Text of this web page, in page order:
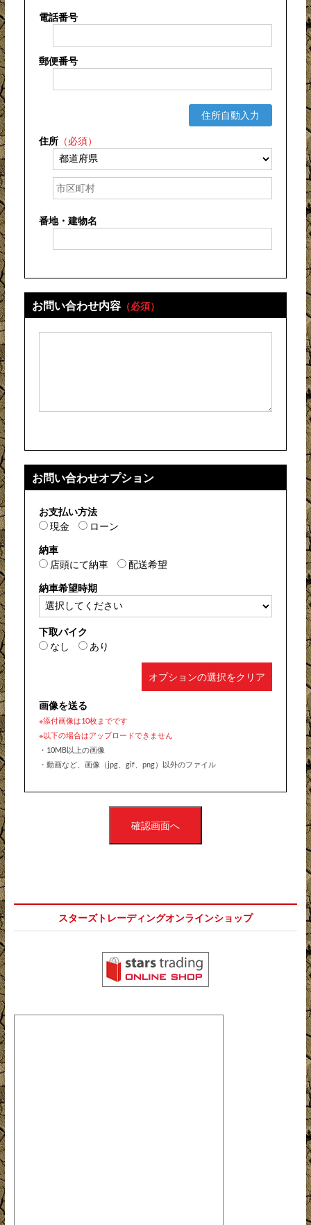
電話番号
郵便番号
住所自動入力
住所（必須）
番地・建物名
お問い合わせ内容（必須）
お問い合わせオプション
お支払い方法
現金
ローン
納車
店頭にて納車
配送希望
納車希望時期
下取バイク
なし
あり
オプションの選択をクリア
画像を送る
※添付画像は10枚までです
※以下の場合はアップロードできません
・10MB以上の画像
・動画など、画像（jpg、gif、png）以外のファイル
確認画面へ
スターズトレーディングオンラインショップ